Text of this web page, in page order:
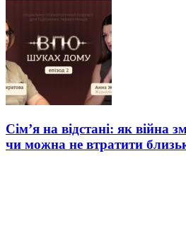
Сім’я на відстані: як війна
чи можна не втратити